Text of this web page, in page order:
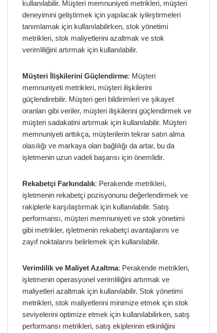
kullanılabilir. Müşteri memnuniyeti metrikleri, müşteri
deneyimini geliştirmek için yapılacak iyileştirmeleri
tanımlamak için kullanılabilirken, stok yönetimi
metrikleri, stok maliyetlerini azaltmak ve stok
verimliliğini artırmak için kullanılabilir.
Müşteri İlişkilerini Güçlendirme: Müşteri
memnuniyeti metrikleri, müşteri ilişkilerini
güçlendirebilir. Müşteri geri bildirimleri ve şikayet
oranları gibi veriler, müşteri ilişkilerini güçlendirmek ve
müşteri sadakatini artırmak için kullanılabilir. Müşteri
memnuniyeti arttıkça, müşterilerin tekrar satın alma
olasılığı ve markaya olan bağlılığı da artar, bu da
işletmenin uzun vadeli başarısı için önemlidir.
Rekabetçi Farkındalık: Perakende metrikleri,
işletmenin rekabetçi pozisyonunu değerlendirmek ve
rakiplerle karşılaştırmak için kullanılabilir. Satış
performansı, müşteri memnuniyeti ve stok yönetimi
gibi metrikler, işletmenin rekabetçi avantajlarını ve
zayıf noktalarını belirlemek için kullanılabilir.
Verimlilik ve Maliyet Azaltma: Perakende metrikleri,
işletmenin operasyonel verimliliğini artırmak ve
maliyetleri azaltmak için kullanılabilir. Stok yönetimi
metrikleri, stok maliyetlerini minimize etmek için stok
seviyelerini optimize etmek için kullanılabilirken, satış
performansı metrikleri, satış ekiplerinin etkinliğini